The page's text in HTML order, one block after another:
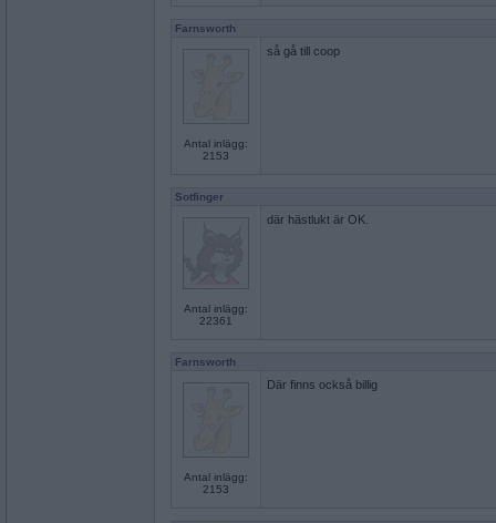
Farnsworth
Antal inlägg:
2153
så gå till coop
Sotfinger
Antal inlägg:
22361
där hästlukt är OK.
Farnsworth
Antal inlägg:
2153
Där finns också billig